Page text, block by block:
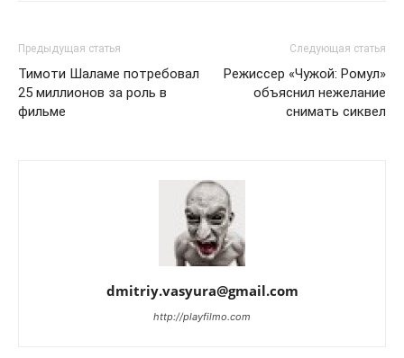
Предыдущая статья
Тимоти Шаламе потребовал
25 миллионов за роль в
фильме
Следующая статья
Режиссер «Чужой: Ромул»
объяснил нежелание
снимать сиквел
dmitriy.vasyura@gmail.com
http://playfilmo.com